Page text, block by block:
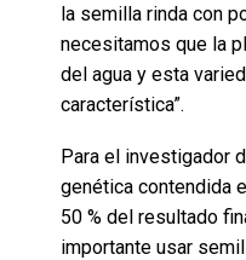
la semilla rinda con
necesitamos que la
del agua y esta
característica”.
Para el investigador
genética contendida
50 % del resultado
importante usar